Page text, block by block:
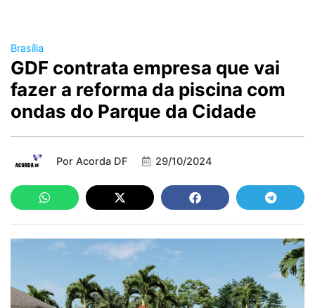
Brasília
GDF contrata empresa que vai
fazer a reforma da piscina com
ondas do Parque da Cidade
Por Acorda DF 29/10/2024